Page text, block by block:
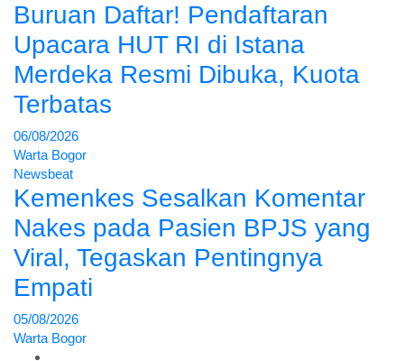
Buruan Daftar! Pendaftaran
Upacara HUT RI di Istana
Merdeka Resmi Dibuka, Kuota
Terbatas
06/08/2026
Warta Bogor
Newsbeat
Kemenkes Sesalkan Komentar
Nakes pada Pasien BPJS yang
Viral, Tegaskan Pentingnya
Empati
05/08/2026
Warta Bogor